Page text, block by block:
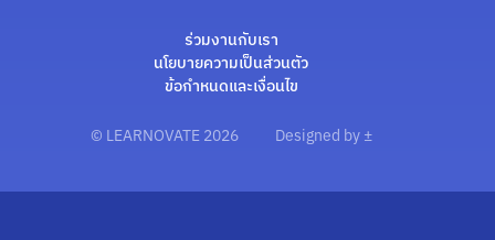
ร่วมงานกับเรา
นโยบายความเป็นส่วนตัว
ข้อกำหนดและเงื่อนไข
© LEARNOVATE 2026 Designed by ±